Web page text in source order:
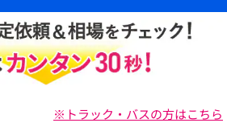
※トラック・バスの方はこちら